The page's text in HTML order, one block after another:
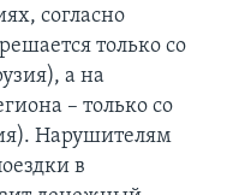
согласно
только со
а на
– только со
Нарушителям
в